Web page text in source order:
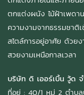
ตกแต่งผนัง ไม้ฝ้าเพดา
ความงามจากธรรมชาติ
สไตล์การอยู่อาศัย ด้วย
สวยงามเหนือกาลเวลา
บริษัท ดิ เออร์เบิ้น วู้ด
ที่อยู่ : 40/1 หมู่ 2 ตำบล